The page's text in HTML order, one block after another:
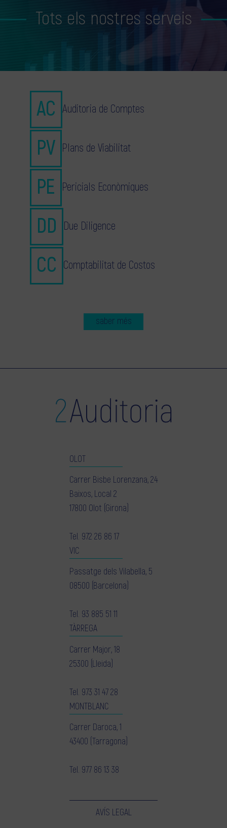
Tots els nostres serveis
Auditoria de Comptes
Plans de Viabilitat
Pericials Econòmiques
Due Diligence
Comptabilitat de Costos
saber més
OLOT
Carrer Bisbe Lorenzana, 24
Baixos, Local 2
17800 Olot (Girona)
Tel. 972 26 86 17
VIC
Passatge dels Vilabella, 5
08500 (Barcelona)
Tel. 93 885 51 11
TÀRREGA
Carrer Major, 18
25300 (Lleida)
Tel. 973 31 47 28
MONTBLANC
Carrer Daroca, 1
43400 (Tarragona)
Tel. 977 86 13 38
AVÍS LEGAL